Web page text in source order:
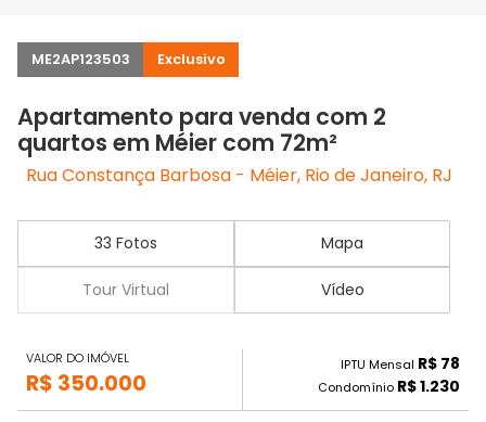
ME2AP123503 Exclusivo
Apartamento para venda com 2
quartos em Méier com 72m²
Rua Constança Barbosa - Méier, Rio de Janeiro, RJ
33 Fotos Mapa
Tour Virtual Vídeo
VALOR DO IMÓVEL
R$ 350.000
IPTU Mensal R$ 78
Condomínio R$ 1.230